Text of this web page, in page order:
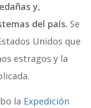
y,
del país. Se
Unidos que
estragos y la
la Expedición